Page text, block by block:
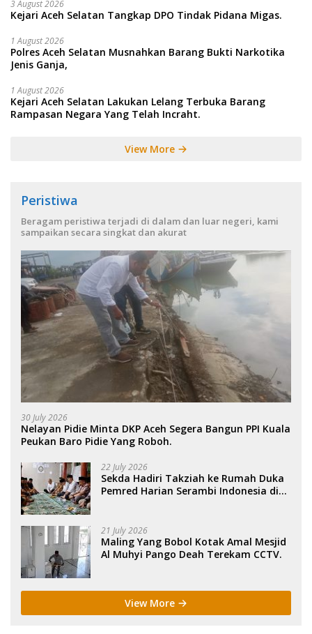
3 August 2026
Kejari Aceh Selatan Tangkap DPO Tindak Pidana Migas.
1 August 2026
Polres Aceh Selatan Musnahkan Barang Bukti Narkotika
Jenis Ganja,
1 August 2026
Kejari Aceh Selatan Lakukan Lelang Terbuka Barang
Rampasan Negara Yang Telah Incraht.
View More
Peristiwa
Beragam peristiwa terjadi di dalam dan luar negeri, kami
sampaikan secara singkat dan akurat
30 July 2026
Nelayan Pidie Minta DKP Aceh Segera Bangun PPI Kuala
Peukan Baro Pidie Yang Roboh.
22 July 2026
Sekda Hadiri Takziah ke Rumah Duka
Pemred Harian Serambi Indonesia di
21 July 2026
Maling Yang Bobol Kotak Amal Mesjid
Al Muhyi Pango Deah Terekam CCTV.
View More